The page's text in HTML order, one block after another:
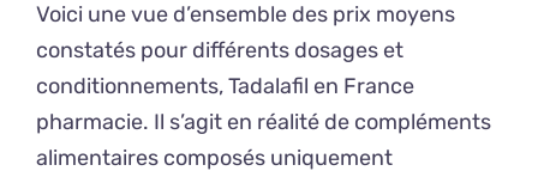
Voici une vue d’ensemble des prix moyens
constatés pour différents dosages et
conditionnements, Tadalafil en France
pharmacie. Il s’agit en réalité de compléments
alimentaires composés uniquement